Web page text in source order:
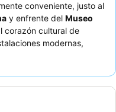
conveniente, justo al
y enfrente del Museo
corazón cultural de
modernas,
constantemente al
frescas y sin gluten.
considere reservar